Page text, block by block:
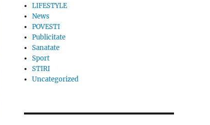
LIFESTYLE
News
POVESTI
Publicitate
Sanatate
Sport
STIRI
Uncategorized